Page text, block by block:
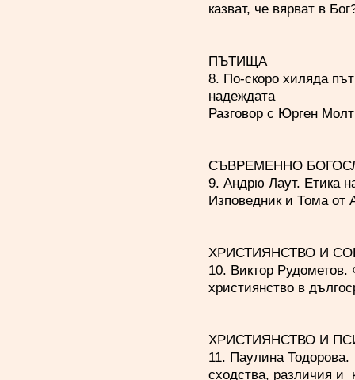
казват, че вярват в
ПЪТИЩА
8. По-скоро хиляда
надеждата
Разговор с Юрген
СЪВРЕМЕННО
9. Андрю Лаут. Етика
Изповедник и Тома от
ХРИСТИЯНСТВО И
10. Виктор Рудометов.
християнство в
ХРИСТИЯНСТВО И
11. Паулина
сходства, различия и